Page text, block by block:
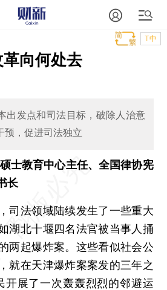
T中
向何处去
出发点和司法目标，破除人治意
预，促进司法独立
士教育中心主任、全国律协宪
长
法领域陆续发生了一些重大
湖北十堰四名法官被当事人捅
两起爆炸案。这些看似社会公
就在天津爆炸案案发的三年之
开展了一次轰轰烈烈的邻避运